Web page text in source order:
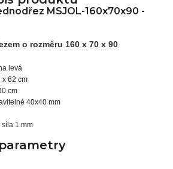
MSJOL-160x70x90 -
o rozměru 160 x 70 x 90
levá
x 62 cm
cm
40x40 mm
1 mm